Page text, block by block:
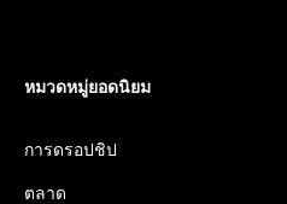
หมวดหมู่ยอดนิยม
การดรอปชิป
ตลาด